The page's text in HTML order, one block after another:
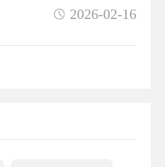
2026-02-16